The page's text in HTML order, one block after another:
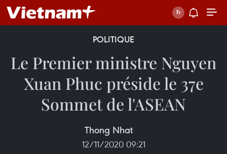
POLITIQUE
Le Premier ministre Nguyen
Xuan Phuc préside le 37e
Sommet de l'ASEAN
Thong Nhat
12/11/2020 09:21